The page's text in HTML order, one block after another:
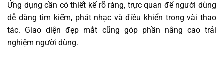
Ứng dụng cần có thiết kế rõ ràng, trực quan để người dùng
dễ dàng tìm kiếm, phát nhạc và điều khiển trong vài thao
tác. Giao diện đẹp mắt cũng góp phần nâng cao trải
nghiệm người dùng.